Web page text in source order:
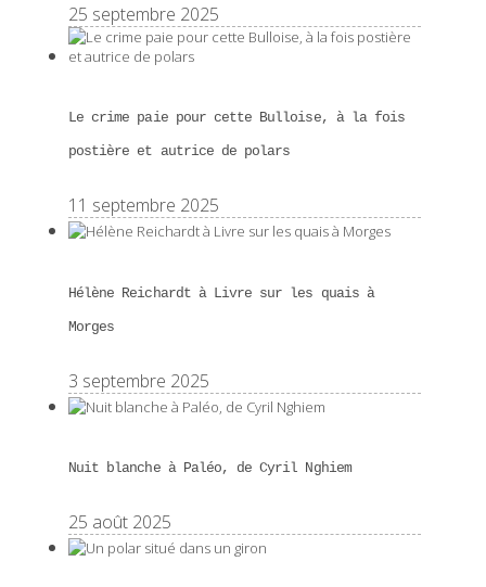
25 septembre 2025
Le crime paie pour cette Bulloise, à la fois
postière et autrice de polars
11 septembre 2025
Hélène Reichardt à Livre sur les quais à
Morges
3 septembre 2025
Nuit blanche à Paléo, de Cyril Nghiem
25 août 2025